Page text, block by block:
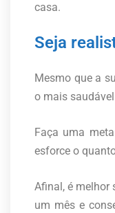
casa.
Seja
Mesmo que a
o mais
Faça uma
esforce o
Afinal, é melhor
um mês e